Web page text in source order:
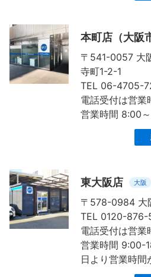
本町店（大阪
〒541-0057 大
寺町1-2-1
TEL 06-4705-
電話受付は営業
営業時間 8:00
東大阪店 大阪
〒578-0984 大
TEL 0120-876-
電話受付は営業
営業時間
日より営業時間